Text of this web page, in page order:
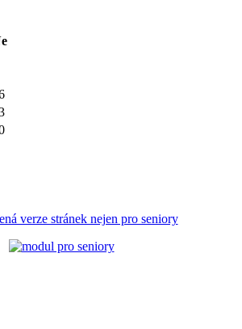
verze stránek nejen pro seniory